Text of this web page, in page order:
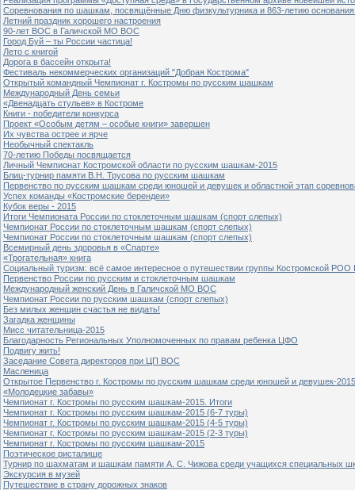
Соревнования по шашкам, посвящённые Дню физкультурника и 863-летию основания
Летний праздник хорошего настроения
90-лет ВОС в Галичской МО ВОС
Город Буй – ты России частица!
Лето с книгой
Дорога в бассейн открыта!
Фестиваль некоммерческих организаций "Добрая Кострома"
Открытый командный Чемпионат г. Костромы по русским шашкам
Международный День семьи
«Двенадцать стульев» в Костроме
Книги - победители конкурса
Проект «Особым детям – особые книги» завершен
Их чувства острее и ярче
Необычный спектакль
70-летию Победы посвящается
Личный Чемпионат Костромской области по русским шашкам-2015
Блиц-турнир памяти В.Н. Трусова по русским шашкам
Первенство по русским шашкам среди юношей и девушек и областной этап
Успех команды «Костромские берендеи»
Кубок веры - 2015
Итоги Чемпионата России по стоклеточным шашкам (спорт слепых)
Чемпионат России по стоклеточным шашкам (спорт слепых)
Чемпионат России по стоклеточным шашкам (спорт слепых)
Всемирный день здоровья в «Спарте»
«Трогательная» книга
Социальный туризм: всё самое интересное о путешествии группы Костромской
Первенство России по русским и стоклеточным шашкам
Международный женский День в Галичской МО ВОС
Чемпионат России по русским шашкам (спорт слепых)
Без милых женщин счастья не видать!
Загадка женщины
Мисс читательница-2015
Благодарность Региональных Уполномоченных по правам ребенка ЦФО
Подвигу жить!
Заседание Совета директоров при ЦП ВОС
Масленица
Открытое Первенство г. Костромы по русским шашкам среди юношей и девушек-
«Молодецкие забавы»
Чемпионат г. Костромы по русским шашкам-2015. Итоги
Чемпионат г. Костромы по русским шашкам-2015 (6-7 туры)
Чемпионат г. Костромы по русским шашкам-2015 (4-5 туры)
Чемпионат г. Костромы по русским шашкам-2015 (2-3 туры)
Чемпионат г. Костромы по русским шашкам-2015
Поэтическое ристалище
Турнир по шахматам и шашкам памяти А. С. Чижова среди учащихся специальных
Экскурсия в музей
Путешествие в страну дорожных знаков